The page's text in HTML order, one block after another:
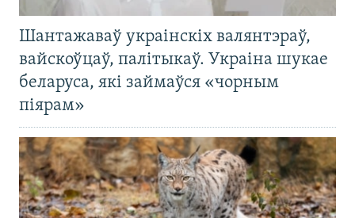
Шантажаваў украінскіх валянтэраў,
вайскоўцаў, палітыкаў. Украіна шукае
беларуса, які займаўся «чорным
піярам»